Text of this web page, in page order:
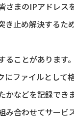
まのIPアドレス
き止め解決するた
ることがありま
ファイルとして
かなどを記録で
み合わせてサー